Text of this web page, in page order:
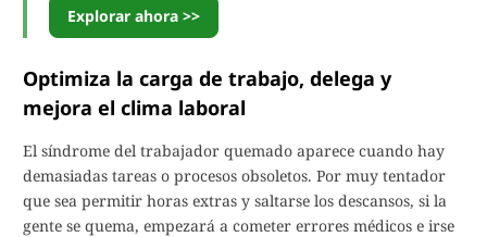
Explorar ahora >>
Optimiza la carga de trabajo, delega y
mejora el clima laboral
El síndrome del trabajador quemado aparece cuando hay
demasiadas tareas o procesos obsoletos. Por muy tentador
que sea permitir horas extras y saltarse los descansos, si la
gente se quema, empezará a cometer errores médicos e irse